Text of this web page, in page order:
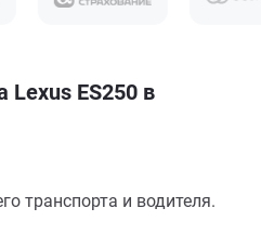
Lexus ES250 в
транспорта и водителя.